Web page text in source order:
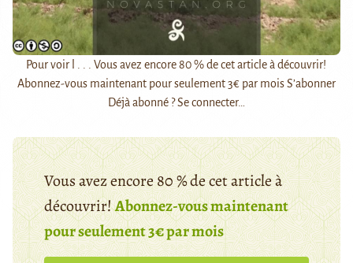
Pour voir l . . . Vous avez encore 80 % de cet article à découvrir!
Abonnez-vous maintenant pour seulement 3€ par mois S’abonner
Déjà abonné ? Se connecter…
Vous avez encore 80 % de cet article à
découvrir!Abonnez-vous maintenant
pour seulement 3€ par mois